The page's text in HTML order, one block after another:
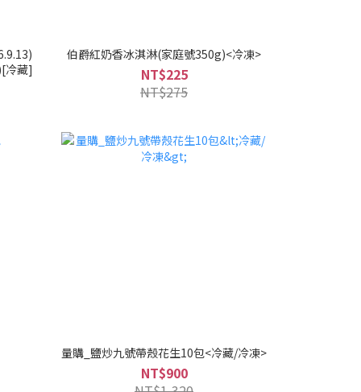
冷藏]
伯爵紅奶香冰淇淋(家庭號350g)<冷凍>
NT$225
NT$275
量購_鹽炒九號帶殼花生10包<冷藏/冷凍>
NT$900